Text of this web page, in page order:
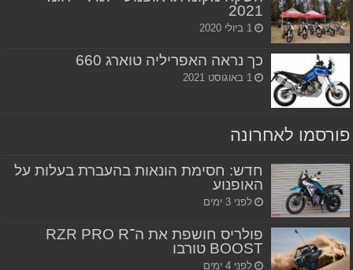
2021
1 ביולי 2020
כך נראה האפריליה טוארג 660
1 באוגוסט 2021
פורסמו לאחרונה
חדש: חסימת הונאות בהעברת בעלות על
האופנוע
לפני 3 ימים
פולריס חושפת את ה־RZR PRO R
BOOST טורבו
לפני 4 ימים